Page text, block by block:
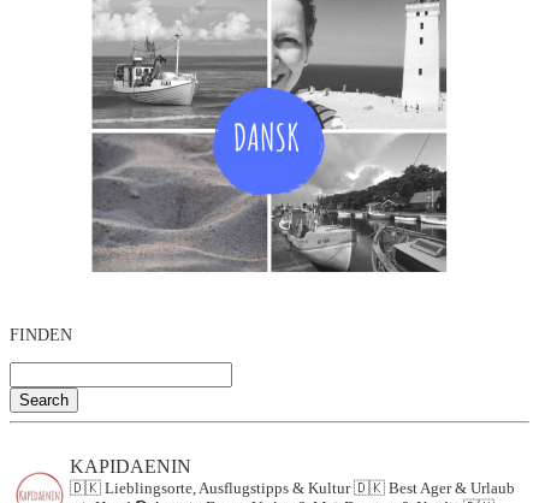
FINDEN
Search
KAPIDAENIN
🇩🇰 Lieblingsorte, Ausflugstipps & Kultur🇩🇰 Best Ager & Urlaub